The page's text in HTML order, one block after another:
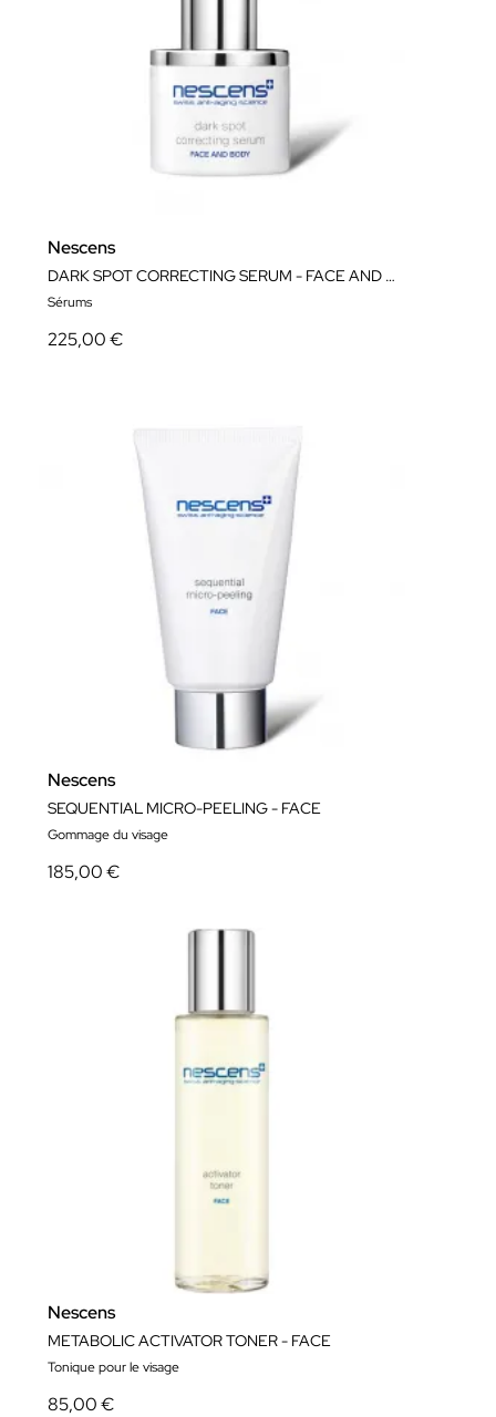
Nescens
DARK SPOT CORRECTING SERUM - FACE AND BODY
Sérums
225,00 €
Nescens
SEQUENTIAL MICRO-PEELING - FACE
Gommage du visage
185,00 €
Nescens
METABOLIC ACTIVATOR TONER - FACE
Tonique pour le visage
85,00 €